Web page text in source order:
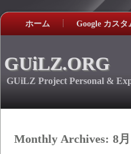
ホーム Google カスタ
GUiLZ.ORG
GUiLZ Project Personal &
Monthly Archives: 8